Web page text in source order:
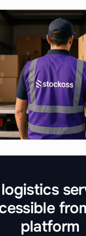
platform